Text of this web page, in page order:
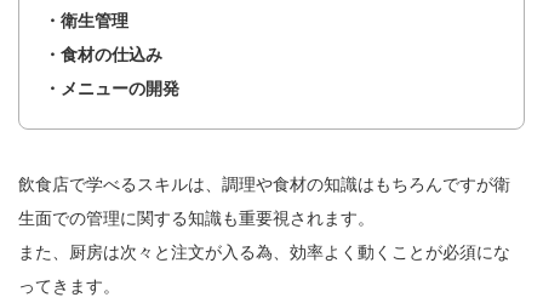
・衛生管理
・食材の仕込み
・メニューの開発
飲食店で学べるスキルは、調理や食材の知識はもちろんですが衛
生面での管理に関する知識も重要視されます。
また、厨房は次々と注文が入る為、効率よく動くことが必須にな
ってきます。